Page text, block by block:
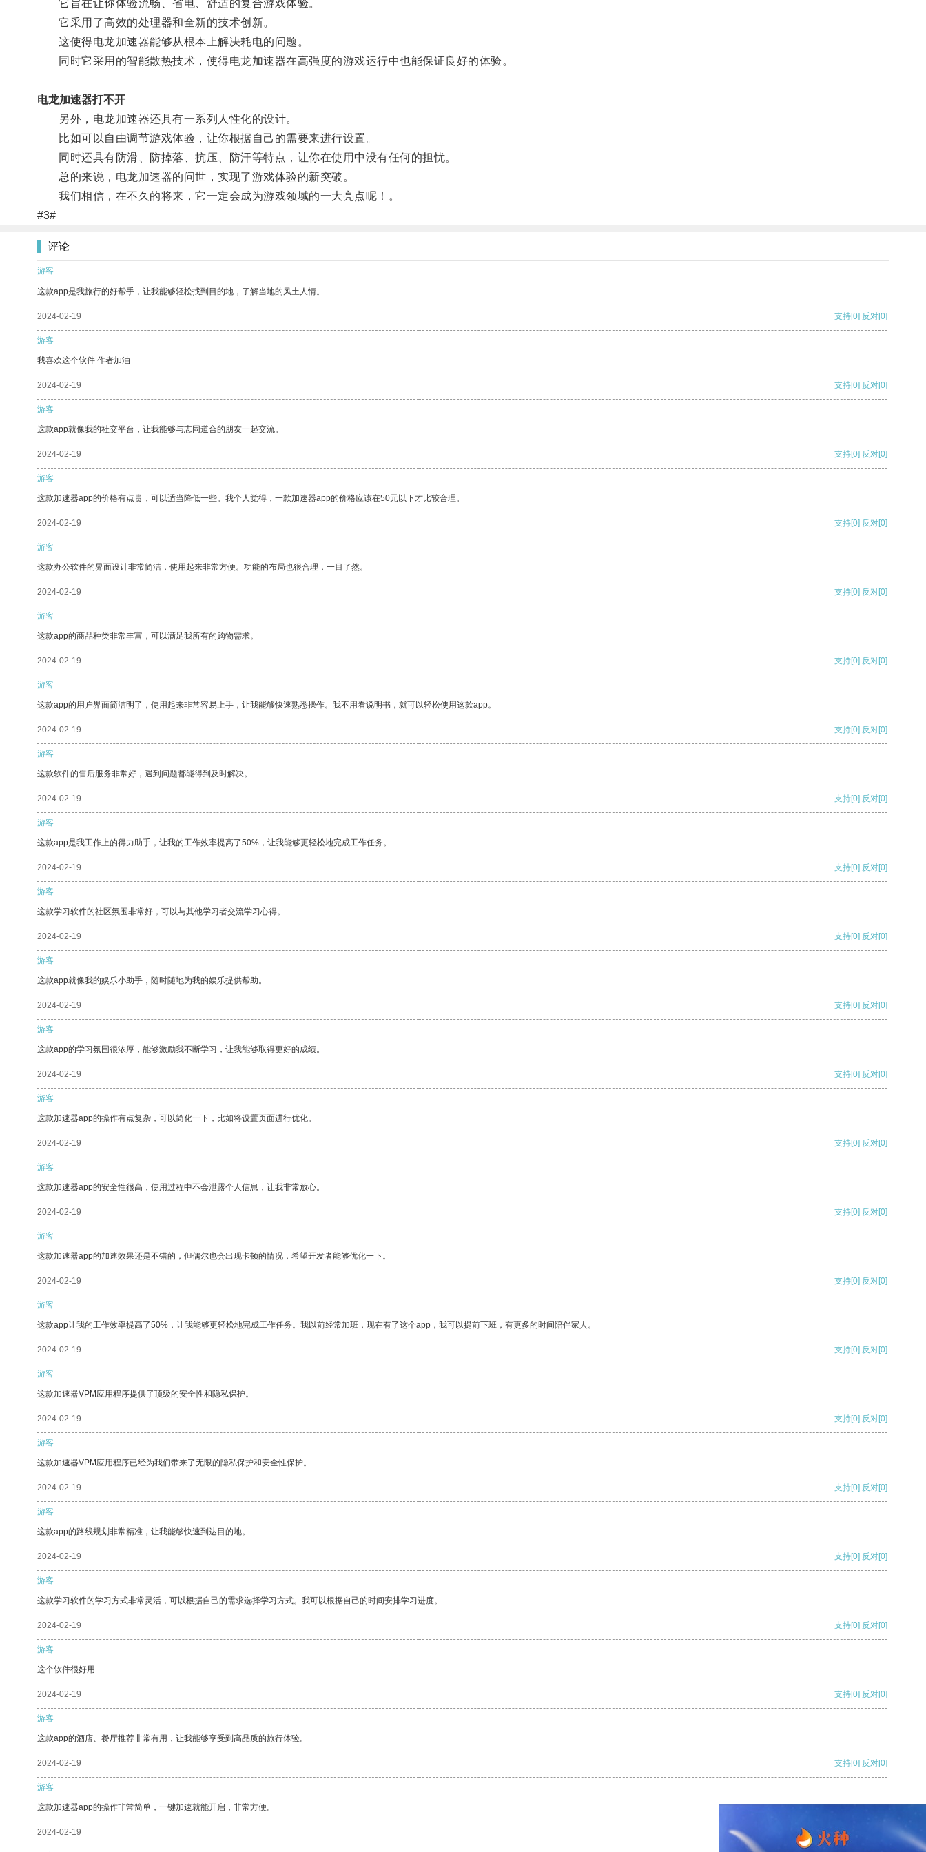
它旨在让你体验流畅、省电、舒适的复合游戏体验。
它采用了高效的处理器和全新的技术创新。
这使得电龙加速器能够从根本上解决耗电的问题。
同时它采用的智能散热技术，使得电龙加速器在高强度的游戏运行中也能保证良好的体验。
电龙加速器打不开
另外，电龙加速器还具有一系列人性化的设计。
比如可以自由调节游戏体验，让你根据自己的需要来进行设置。
同时还具有防滑、防掉落、抗压、防汗等特点，让你在使用中没有任何的担忧。
总的来说，电龙加速器的问世，实现了游戏体验的新突破。
我们相信，在不久的将来，它一定会成为游戏领域的一大亮点呢！。
#3#
评论
游客
这款app是我旅行的好帮手，让我能够轻松找到目的地，了解当地的风土人情。
2024-02-19 支持[0] 反对[0]
游客
我喜欢这个软件 作者加油
2024-02-19 支持[0] 反对[0]
游客
这款app就像我的社交平台，让我能够与志同道合的朋友一起交流。
2024-02-19 支持[0] 反对[0]
游客
这款加速器app的价格有点贵，可以适当降低一些。我个人觉得，一款加速器app的价格应该在50元以下才比较合理。
2024-02-19 支持[0] 反对[0]
游客
这款办公软件的界面设计非常简洁，使用起来非常方便。功能的布局也很合理，一目了然。
2024-02-19 支持[0] 反对[0]
游客
这款app的商品种类非常丰富，可以满足我所有的购物需求。
2024-02-19 支持[0] 反对[0]
游客
这款app的用户界面简洁明了，使用起来非常容易上手，让我能够快速熟悉操作。我不用看说明书，就可以轻松使用这款app。
2024-02-19 支持[0] 反对[0]
游客
这款软件的售后服务非常好，遇到问题都能得到及时解决。
2024-02-19 支持[0] 反对[0]
游客
这款app是我工作上的得力助手，让我的工作效率提高了50%，让我能够更轻松地完成工作任务。
2024-02-19 支持[0] 反对[0]
游客
这款学习软件的社区氛围非常好，可以与其他学习者交流学习心得。
2024-02-19 支持[0] 反对[0]
游客
这款app就像我的娱乐小助手，随时随地为我的娱乐提供帮助。
2024-02-19 支持[0] 反对[0]
游客
这款app的学习氛围很浓厚，能够激励我不断学习，让我能够取得更好的成绩。
2024-02-19 支持[0] 反对[0]
游客
这款加速器app的操作有点复杂，可以简化一下，比如将设置页面进行优化。
2024-02-19 支持[0] 反对[0]
游客
这款加速器app的安全性很高，使用过程中不会泄露个人信息，让我非常放心。
2024-02-19 支持[0] 反对[0]
游客
这款加速器app的加速效果还是不错的，但偶尔也会出现卡顿的情况，希望开发者能够优化一下。
2024-02-19 支持[0] 反对[0]
游客
这款app让我的工作效率提高了50%，让我能够更轻松地完成工作任务。我以前经常加班，现在有了这个app，我可以提前下班，有更多的时间陪伴家人。
2024-02-19 支持[0] 反对[0]
游客
这款加速器VPM应用程序提供了顶级的安全性和隐私保护。
2024-02-19 支持[0] 反对[0]
游客
这款加速器VPM应用程序已经为我们带来了无限的隐私保护和安全性保护。
2024-02-19 支持[0] 反对[0]
游客
这款app的路线规划非常精准，让我能够快速到达目的地。
2024-02-19 支持[0] 反对[0]
游客
这款学习软件的学习方式非常灵活，可以根据自己的需求选择学习方式。我可以根据自己的时间安排学习进度。
2024-02-19 支持[0] 反对[0]
游客
这个软件很好用
2024-02-19 支持[0] 反对[0]
游客
这款app的酒店、餐厅推荐非常有用，让我能够享受到高品质的旅行体验。
2024-02-19 支持[0] 反对[0]
游客
这款加速器app的操作非常简单，一键加速就能开启，非常方便。
2024-02-19 支持